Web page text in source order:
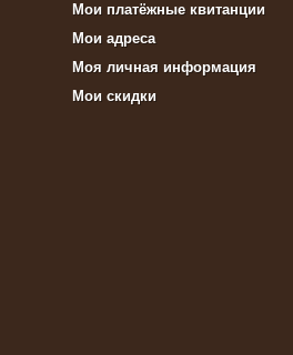
Мои платёжные квитанции
Мои адреса
Моя личная информация
Мои скидки